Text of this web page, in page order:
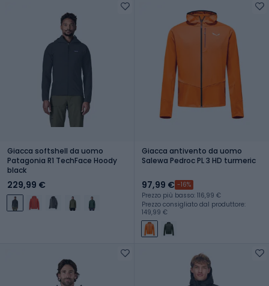
Giacca softshell da uomo
Patagonia R1 TechFace Hoody
black
229,99 €
Giacca antivento da uomo
Salewa Pedroc PL 3 HD turmeric
97,99 € -16%
Prezzo più basso: 116,99 €
Prezzo consigliato dal produttore:
149,99 €